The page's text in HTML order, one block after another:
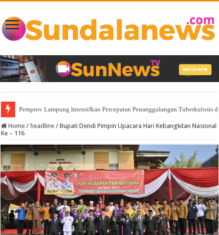
Pemprov Lampung Intensifkan Percepatan Penanggulangan Tuberkulosis
Home / headline / Bupati Dendi Pimpin Upacara Hari Kebangkitan Nasional
Ke – 116